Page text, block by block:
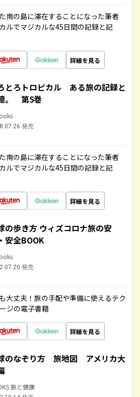
南の島に滞在することになった筆者
ルでマジカルな45日間の記録と記
詳細を見る
とろトロピカル ある旅の記録と
。 第5巻
発売
南の島に滞在することになった筆者
ルでマジカルな45日間の記録と記
詳細を見る
の歩き方 ウィズコロナ旅の安
安全BOOK
発売
大丈夫！旅の手配や準備に使えるテク
ジの電子書籍
詳細を見る
のなぞり方 旅地図 アメリカ大
旅と健康